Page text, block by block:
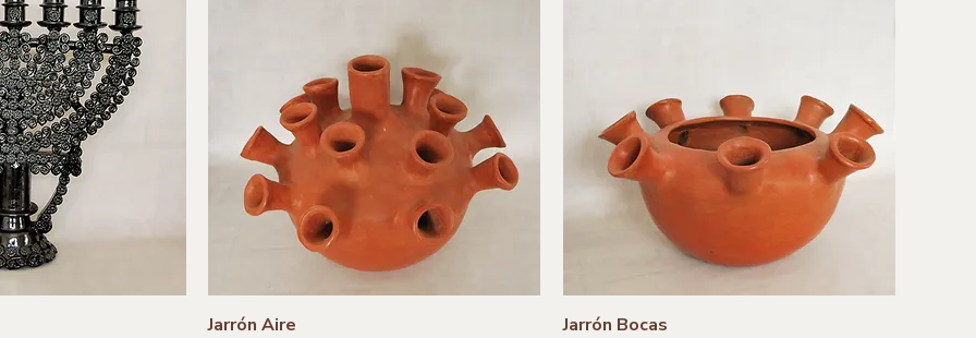
Jarrón Aire
Jarrón Bocas